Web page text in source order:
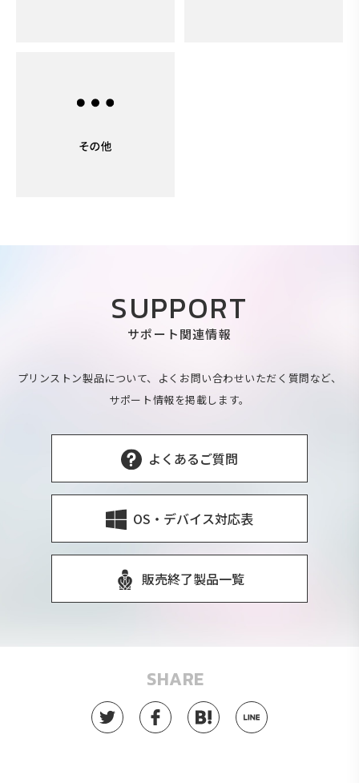
SUPPORT
サポート関連情報
プリンストン製品について、よくお問い合わせいただく質問など、
サポート情報を掲載します。
よくあるご質問
OS・デバイス対応表
販売終了製品一覧
SHARE